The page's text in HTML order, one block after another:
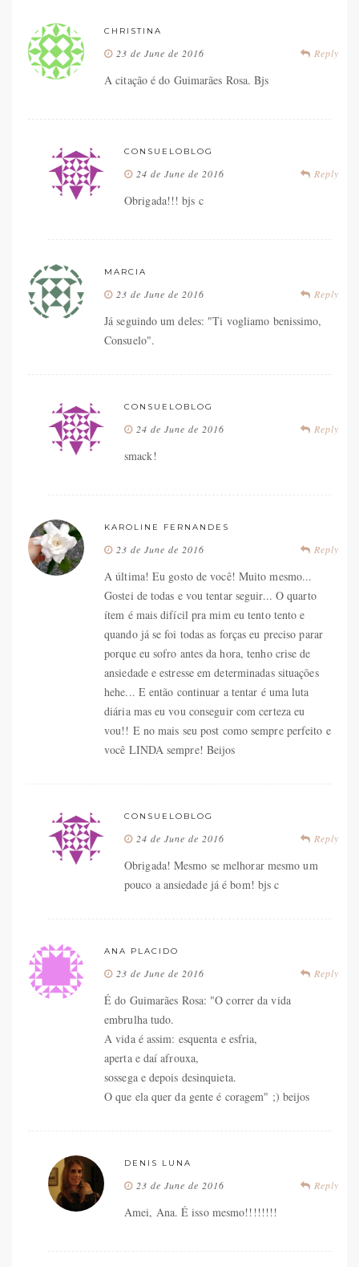
CHRISTINA
Reply
23 de June de 2016
A citação é do Guimarães Rosa. Bjs
CONSUELOBLOG
Reply
24 de June de 2016
Obrigada!!! bjs c
MARCIA
Reply
23 de June de 2016
Já seguindo um deles: "Ti vogliamo benissimo,
Consuelo".
CONSUELOBLOG
Reply
24 de June de 2016
smack!
KAROLINE FERNANDES
Reply
23 de June de 2016
A última! Eu gosto de você! Muito mesmo...
Gostei de todas e vou tentar seguir... O quarto
ítem é mais difícil pra mim eu tento tento e
quando já se foi todas as forças eu preciso parar
porque eu sofro antes da hora, tenho crise de
ansiedade e estresse em determinadas situações
hehe... E então continuar a tentar é uma luta
diária mas eu vou conseguir com certeza eu
vou!! E no mais seu post como sempre perfeito e
você LINDA sempre! Beijos
CONSUELOBLOG
Reply
24 de June de 2016
Obrigada! Mesmo se melhorar mesmo um
pouco a ansiedade já é bom! bjs c
ANA PLACIDO
Reply
23 de June de 2016
É do Guimarães Rosa: "O correr da vida
embrulha tudo.
A vida é assim: esquenta e esfria,
aperta e daí afrouxa,
sossega e depois desinquieta.
O que ela quer da gente é coragem" ;) beijos
DENIS LUNA
Reply
23 de June de 2016
Amei, Ana. É isso mesmo!!!!!!!!